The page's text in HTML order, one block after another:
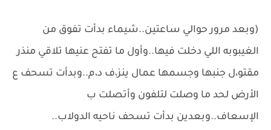
(وبعد مرور حوالي ساعتين..شيماء بدأت تفوق من
الغيبوبه اللي دخلت فيها..وأول ما تفتح عنيها تلاقي منذر
مقتو،ل جنبها وجسمها عمال ينز،ف د،م..وبدأت تسحف ع
الأرض لحد ما وصلت لتلفون وأتصلت ب
الإسعاف..وبعدين بدأت تسحف ناحيه الدولاب..